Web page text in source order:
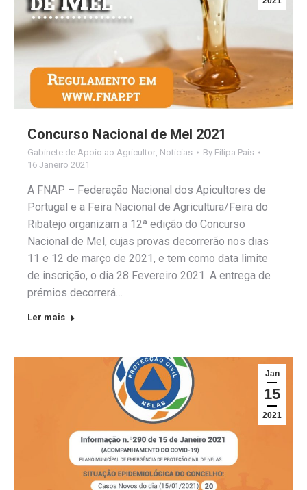
Concurso Nacional de Mel 2021
Gabinete de Apoio ao Agricultor, Notícias By Filipa Pais
16 Janeiro 2021
A FNAP – Federação Nacional dos Apicultores de
Portugal e a Feira Nacional de Agricultura/Feira do
Ribatejo organizam a 12ª edição do Concurso
Nacional de Mel, cujas provas decorrerão nos dias
11 e 12 de março de 2021, e tem como data limite
de inscrição, o dia 28 Fevereiro 2021. A entrega de
prémios decorrerá…
Ler mais
Jan
15
2021